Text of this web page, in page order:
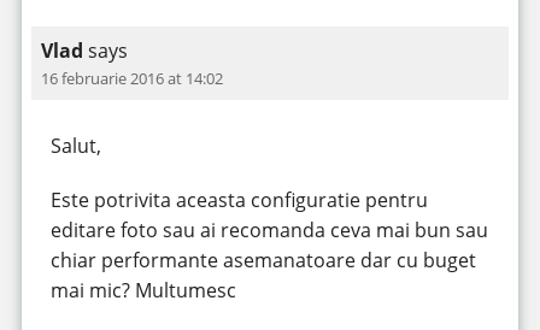
Vlad says
16 februarie 2016 at 14:02
Salut,
Este potrivita aceasta configuratie pentru
editare foto sau ai recomanda ceva mai bun sau
chiar performante asemanatoare dar cu buget
mai mic? Multumesc